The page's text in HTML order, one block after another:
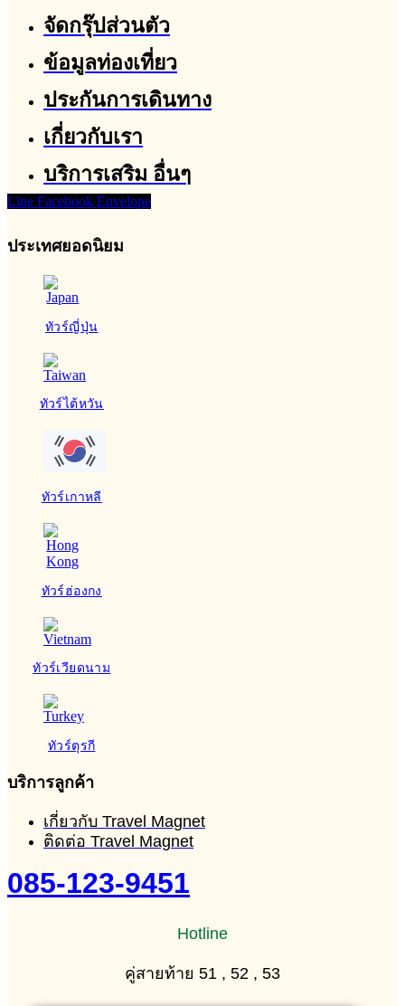
จัดกรุ๊ปส่วนตัว
ข้อมูลท่องเที่ยว
ประกันการเดินทาง
เกี่ยวกับเรา
บริการเสริม อื่นๆ
Line Facebook Envelope
ประเทศยอดนิยม
ทัวร์ญี่ปุ่น
ทัวร์ไต้หวัน
ทัวร์เกาหลี
ทัวร์ฮ่องกง
ทัวร์เวียดนาม
ทัวร์ตุรกี
บริการลูกค้า
เกี่ยวกับ Travel Magnet
ติดต่อ Travel Magnet
085-123-9451
Hotline
คู่สายท้าย 51 , 52 , 53